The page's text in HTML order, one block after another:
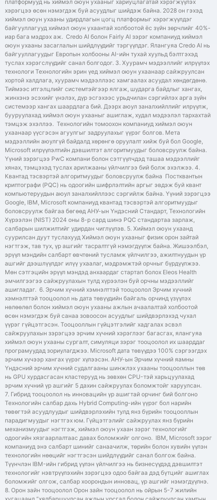
платформууд нь хиймэл оюун ухааныг хариуцлагатай хэрэгжүүлэх
хэрэгцээ өсөн нэмэгдэж буй асуудлыг шийдэж байна. 2028 он гэхэд
хиймэл оюун ухааны удирдлагын цогц платформыг хэрэгжүүлдэг
байгууллагууд хиймэл оюун ухаантай холбоотой ёс зүйн зөрчлийг 40%-
иар бага мэдрэх аж. Credo AI болон Fairly AI зэрэг компаниуд хиймэл
оюун ухааны засаглалын шийдлүүдийг тэргүүлдэг. Ялангуяа Credo AI нь
байгууллагуудыг Европын холбооны AI-ийн тухай хуульд бэлтгэхэд
туслах хэрэгслүүдийг санал болгодог. 3. Хуурамч мэдээллийг илрүүлэх
технологи Технологийн эрин үед хиймэл оюун ухаанаар сайжруулсан
хортой халдлага, хуурамч мэдээллээс хамгаалах асуудал хөндөгдөнө.
Тиймээс итгэлцлийг системтэйгээр ялгаж, шударга байдлыг хангах,
жинхэнэ эсэхийг үнэлэх, дүр эсгэхээс урьдчилан сэргийлэх арга зүйн
системээр хангах шаардлага бий. Дээрх аюул заналхийллийг илрүүлж,
бууруулахад хиймэл оюун ухааныг ашиглаж, худал мэдээлэл тархахтай
тэмцэж эхэллээ. Технологийн томоохон компаниуд хиймэл оюун
ухаанаар үүсгэсэн агуулгыг задруулахыг үүрэг болгов. Мета
мэдээллийн аюулгүй байдалд хөрөнгө оруулалт хийж буй бол Google,
Microsoft илрүүлэлтийн дэвшилтэт алгоритмуудыг боловсруулж байна.
Үүний зэрэгцээ PwC компани болон сэтгүүлчдэд ташаа мэдээллийг
хянах, тэмцэхэд туслах арилжааны үйлчилгээ бий болж эхэлжээ. 4.
Квантад тэсвэртэй алгоритмуудыг боловсруулж байна Постквантын
криптографи (PQC) нь одоогийн шифрлэлтийн аргыг эвдэж буй квант
компьютеруудын аюул заналхийллээс сэргийлж байна. Үүний зэрэгцээ
Google, IBM, Microsoft компаниуд квантад тэсвэртэй алгоритмуудыг
боловсруулж байгаа бөгөөд АНУ-ын Үндэсний Стандарт, Технологийн
Хүрээлэн (NIST) 2024 оны 8-р сард шинэ PQC стандартаа зарлаж,
салбарын шилжилтийг удирдан чиглүүлэв. 5. Хиймэл оюун ухаанд
суурилсан дуут туслахууд Хиймэл оюун ухааныг физик орон зайтай
нэгтгэж, тав тух, үр ашгийг тасралтгүй нэмэгдүүлж байна. Жишээлбэл,
эрүүл мэндийн салбарт өвчтөний тусламж үйлчилгээ, ажилтнуудын үр
ашгийг дээшлүүлдэг илүү ухаалаг, мэдрэмжтэй орчныг бүрдүүлжээ.
Мөн сэтгэцийн эрүүл мэндэд анхаардаг стартап болох Eleos Health
эмчилгээгээ сайжруулахын тулд хүрээлэн буй орчны мэдээллийг
ашигладаг. 6. Эрчим хүчний хэмнэлттэй тооцоолол Эрчим хүчний
хэмнэлттэй тооцоолол нь дата төвүүдийн байгаль орчинд үзүүлэх
нөлөөлөл болон хиймэл оюун ухааны ажлын ачаалалтай холбоотой
өсөн нэмэгдэж буй санаа зовоосон асуудлыг шийдвэрлэхэд чухал
үүрэг гүйцэтгэсэн. Тооцооллын гүйцэтгэлийг хадгалах эсвэл
сайжруулахын зэрэгцээ эрчим хүчний хэрэглээг багасгах, ялангуяа
хиймэл оюун ухааны сургалт, симуляци зэрэг тооцоолол их шаарддаг
програмуудад зориулагджээ. Microsoft дата төвүүдээ 100% сэргээгдэх
эрчим хүчээр хангах үүрэг хүлээсэн. АНУ-ын Эрчим хүчний яамны
Үндэсний эрчим хүчний судалгааны шинжлэх ухааны тооцооллын төв
нь GPU хурдасгасан кластерууд нь зөвхөн CPU-тэй харьцуулахад
эрчим хүчний үр ашгийг 5 дахин сайжруулах боломжтойг харуулсан.
7. Гибрид тооцоолол нь инновацийн үр ашигтай орчинг бий болгоно
Технологийн салбар дахь Hybrid Computing-ийн үүрэг бол нарийн
төвөгтэй асуудлуудыг шийдвэрлэхийн тулд янз бүрийн тооцооллын
парадигмуудыг нэгтгэх юм. Гүйцэтгэлийг сайжруулах янз бүрийн
механизмуудыг нэгтгэж, хиймэл оюун ухаан зэрэг технологийг
одоогийн хязгаарлалтаас давах боломжийг олгоно. IBM, Microsoft зэрэг
компаниуд энэ салбарт шинийг санаачилж, төрийн болон хувийн үүлэн
технологийн нөөцийг нэгтгэсэн шийдлүүдийг санал болгож байна.
Түүнчлэн IBM-ийн гибрид үүлэн үйлчилгээ нь бизнесүүдэд дэвшилтэт
технологийг нэвтрүүлэхийн зэрэгцээ одоо байгаа дэд бүтцийг ашиглах
боломжийг олгож, салбар хоорондын инновац, үр ашгийг нэмэгдүүлнэ.
8. Орон зайн тооцоолол Орон зайн тооцоолол нь ойрын 5-7 жилийн